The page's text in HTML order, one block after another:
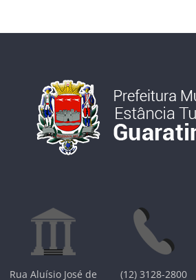
Rua Aluísio José de (12) 3128-2800